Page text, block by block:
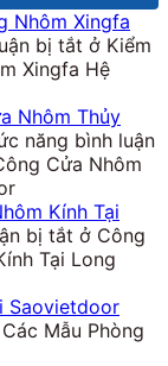
Nhôm Xingfa
bị tắt ở Kiểm
Xingfa Hệ
Nhôm Thủy
năng bình luận
Cửa Nhôm
Kính Tại
bị tắt ở Công
Tại Long
Saovietdoor
Mẫu Phòng